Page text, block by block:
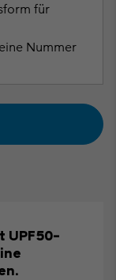
für
Nummer
UPF50-